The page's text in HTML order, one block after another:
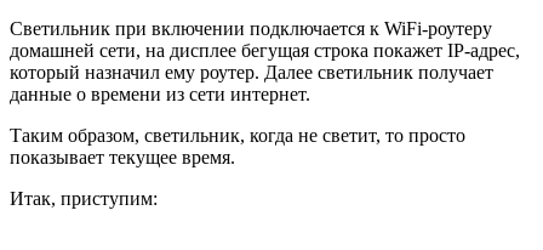
Светильник при включении подключается к WiFi-роутеру
домашней сети, на дисплее бегущая строка покажет IP-адрес,
который назначил ему роутер. Далее светильник получает
данные о времени из сети интернет.
Таким образом, светильник, когда не светит, то просто
показывает текущее время.
Итак, приступим: